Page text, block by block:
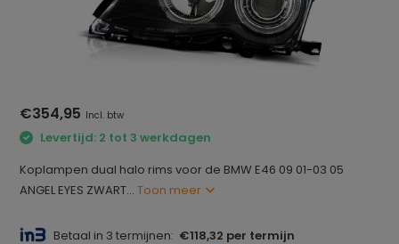
€354,95 Incl. btw
Levertijd: 2 tot 3 werkdagen
Koplampen dual halo rims voor de BMW E46 09 01-03 05
ANGEL EYES ZWART...Toon meer
Betaal in 3 termijnen: €118,32 per termijn